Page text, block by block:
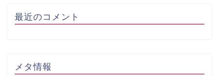
最近のコメント
メタ情報